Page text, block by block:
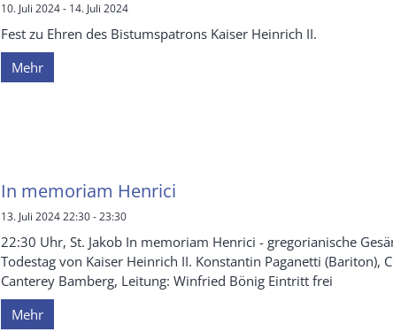
10. Juli 2024 - 14. Juli 2024
Fest zu Ehren des Bistumspatrons Kaiser Heinrich II.
Mehr
In memoriam Henrici
13. Juli 2024 22:30 - 23:30
22:30 Uhr, St. Jakob In memoriam Henrici - gregorianische
Todestag von Kaiser Heinrich II. Konstantin Paganetti (Bariton),
Canterey Bamberg, Leitung: Winfried Bönig Eintritt frei
Mehr